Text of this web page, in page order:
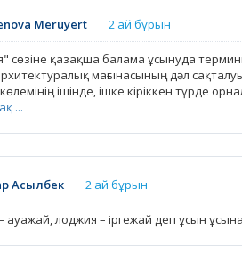
Meruyert 2 ай бұрын
сөзіне қазақша балама ұсынуда
мағынасының дәл
ішінде, ішке кіріккен түрде
...
Асылбек 2 ай бұрын
ауажай, лоджия – іргежай деп ұсын